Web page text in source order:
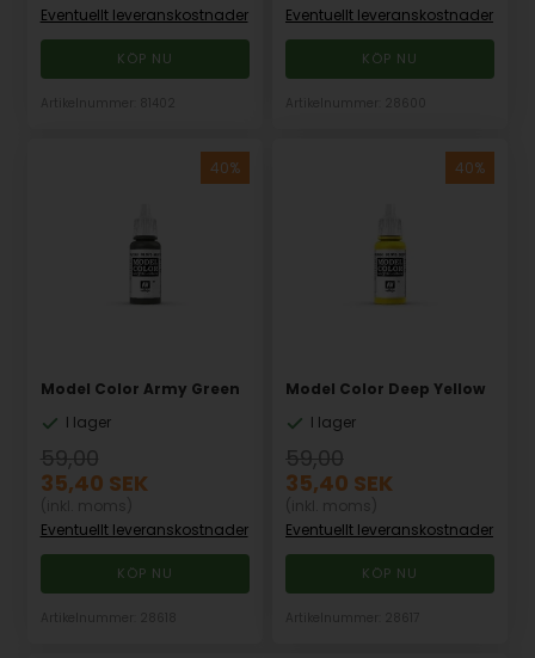
Eventuellt leveranskostnader
Eventuellt leveranskostnader
Model Color Army Green
I lager
59,00
35,40 SEK
Eventuellt leveranskostnader
Model Color Deep Yellow
I lager
59,00
35,40 SEK
Eventuellt leveranskostnader